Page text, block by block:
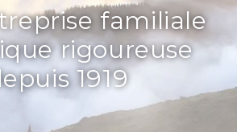
familiale
rigoureuse
1919